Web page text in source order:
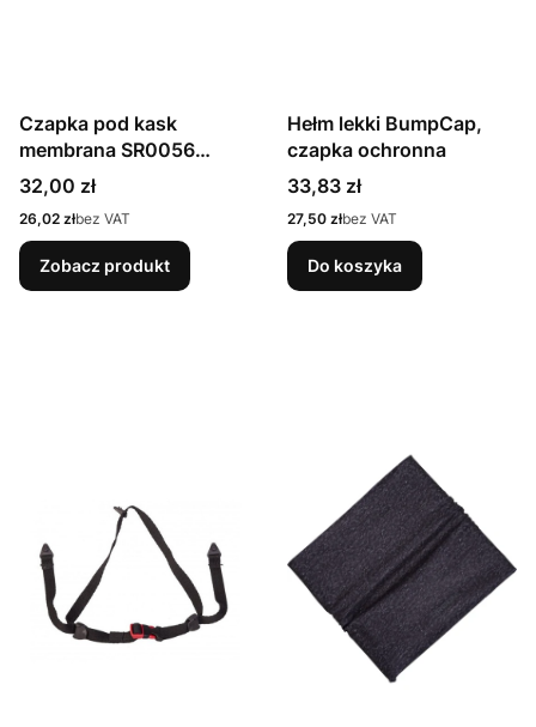
Czapka pod kask
membrana SR0056
STANTEKS
Cena
32,00 zł
Cena
26,02 złbez VAT
Zobacz produkt
Hełm lekki BumpCap,
czapka ochronna
Cena
33,83 zł
Cena
27,50 złbez VAT
Do koszyka